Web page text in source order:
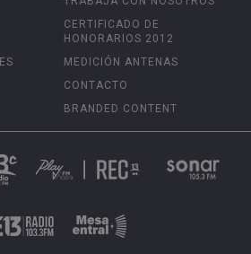
CERTIFICADO DE
HONORARIOS 2012
MEDICIÓN ANTENAS
CONTACTO
BRANDED CONTENT